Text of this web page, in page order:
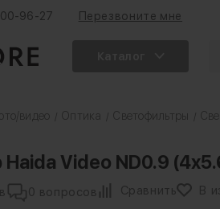
96-27 Перезвоните мне
видео Оптика Светофильтры
Video ND0.9
0 вопросов Сравнить В